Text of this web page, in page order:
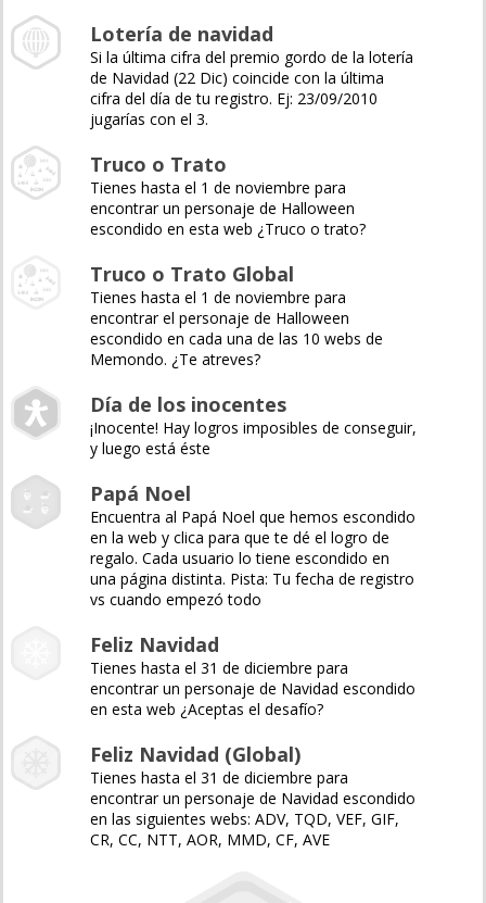
Lotería de navidad
Si la última cifra del premio gordo de la lotería
de Navidad (22 Dic) coincide con la última
cifra del día de tu registro. Ej: 23/09/2010
jugarías con el 3.
Truco o Trato
Tienes hasta el 1 de noviembre para
encontrar un personaje de Halloween
escondido en esta web ¿Truco o trato?
Truco o Trato Global
Tienes hasta el 1 de noviembre para
encontrar el personaje de Halloween
escondido en cada una de las 10 webs de
Memondo. ¿Te atreves?
Día de los inocentes
¡Inocente! Hay logros imposibles de conseguir,
y luego está éste
Papá Noel
Encuentra al Papá Noel que hemos escondido
en la web y clica para que te dé el logro de
regalo. Cada usuario lo tiene escondido en
una página distinta. Pista: Tu fecha de registro
vs cuando empezó todo
Feliz Navidad
Tienes hasta el 31 de diciembre para
encontrar un personaje de Navidad escondido
en esta web ¿Aceptas el desafío?
Feliz Navidad (Global)
Tienes hasta el 31 de diciembre para
encontrar un personaje de Navidad escondido
en las siguientes webs: ADV, TQD, VEF, GIF,
CR, CC, NTT, AOR, MMD, CF, AVE